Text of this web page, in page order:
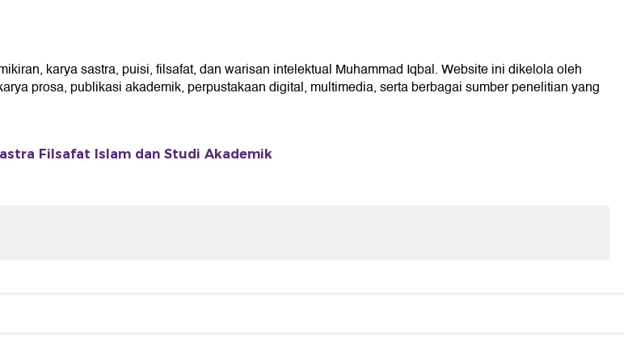
karya sastra, puisi, filsafat, dan warisan intelektual Muhammad Iqbal. Website ini dikelola oleh
prosa, publikasi akademik, perpustakaan digital, multimedia, serta berbagai sumber penelitian yang
Filsafat Islam dan Studi Akademik